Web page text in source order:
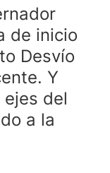
de inicio
Desvío
Y
del
a la